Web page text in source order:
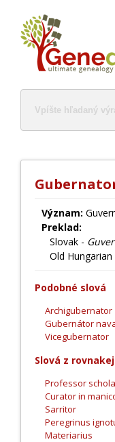
Význam:
Preklad:
Slovak -
Old Hungarian
Podobné slová
Archigubernator
Gubernátor
Vicegubernator
Slová z
Professor
Curator in
Sarritor
Peregrinus
Materiarius